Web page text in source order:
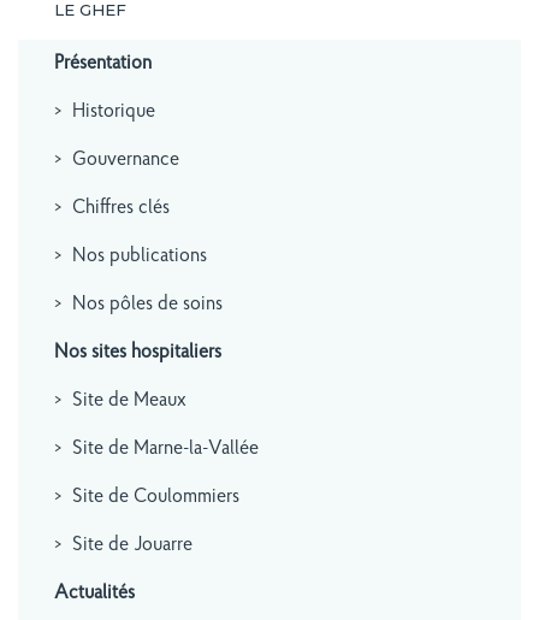
LE GHEF
Présentation
Historique
Gouvernance
Chiffres clés
Nos publications
Nos pôles de soins
Nos sites hospitaliers
Site de Meaux
Site de Marne-la-Vallée
Site de Coulommiers
Site de Jouarre
Actualités